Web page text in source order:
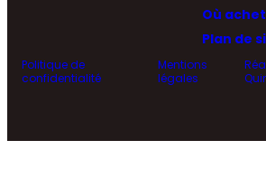
Où
Plan de
Politique de
confidentialité
Mentions
légales